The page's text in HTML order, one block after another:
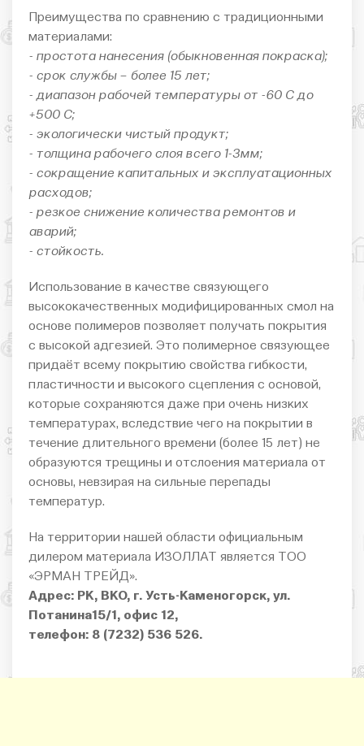
Преимущества по сравнению с традиционными
материалами:
- простота нанесения (обыкновенная покраска);
- срок службы – более 15 лет;
- диапазон рабочей температуры от -60 С до
+500 С;
- экологически чистый продукт;
- толщина рабочего слоя всего 1-3мм;
- сокращение капитальных и эксплуатационных
расходов;
- резкое снижение количества ремонтов и
аварий;
- стойкость.
Использование в качестве связующего
высококачественных модифицированных смол на
основе полимеров позволяет получать покрытия
с высокой адгезией. Это полимерное связующее
придаёт всему покрытию свойства гибкости,
пластичности и высокого сцепления с основой,
которые сохраняются даже при очень низких
температурах, вследствие чего на покрытии в
течение длительного времени (более 15 лет) не
образуются трещины и отслоения материала от
основы, невзирая на сильные перепады
температур.
На территории нашей области официальным
дилером материала ИЗОЛЛАТ является ТОО
«ЭРМАН ТРЕЙД».
Адрес: РК, ВКО, г. Усть-Каменогорск, ул.
Потанина15/1, офис 12,
телефон: 8 (7232) 536 526.